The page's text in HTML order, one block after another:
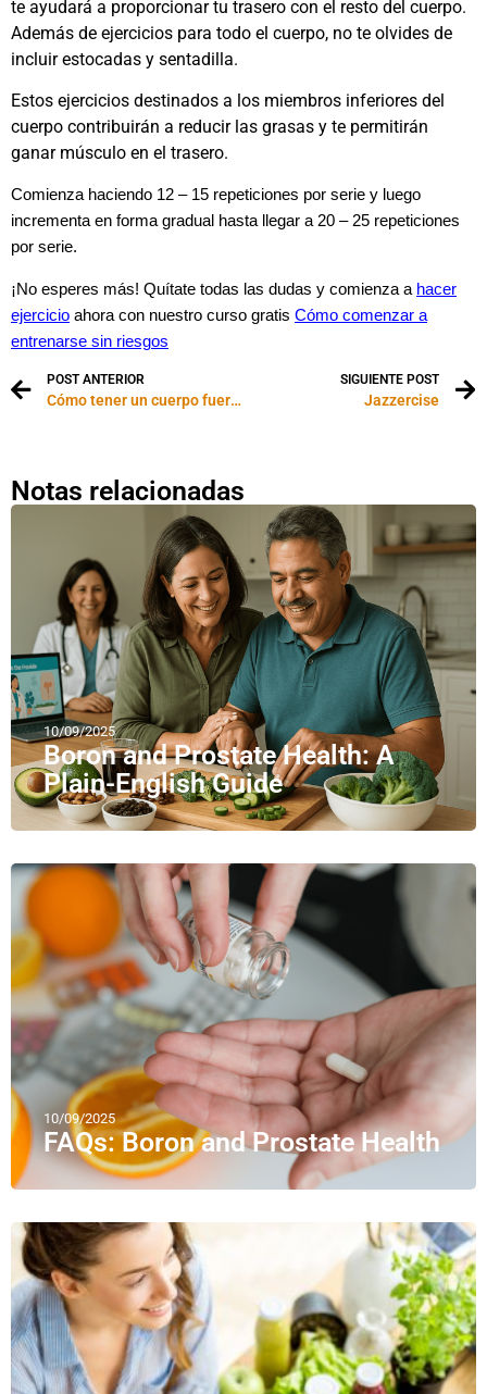
te ayudará a proporcionar tu trasero con el resto del cuerpo.
Además de ejercicios para todo el cuerpo, no te olvides de
incluir estocadas y sentadilla.
Estos ejercicios destinados a los miembros inferiores del
cuerpo contribuirán a reducir las grasas y te permitirán
ganar músculo en el trasero.
Comienza haciendo 12 – 15 repeticiones por serie y luego
incrementa en forma gradual hasta llegar a 20 – 25 repeticiones
por serie.
¡No esperes más! Quítate todas las dudas y comienza a hacer
ejercicio ahora con nuestro curso gratis Cómo comenzar a
entrenarse sin riesgos
POST ANTERIOR
Cómo tener un cuerpo fuerte y sexy
SIGUIENTE POST
Jazzercise
Notas relacionadas
10/09/2025
Boron and Prostate Health: A
Plain-English Guide
10/09/2025
FAQs: Boron and Prostate Health